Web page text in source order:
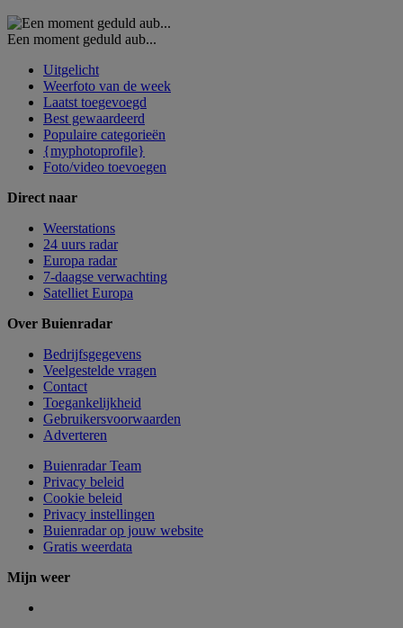
Een moment geduld aub...
Uitgelicht
Weerfoto van de week
Laatst toegevoegd
Best gewaardeerd
Populaire categorieën
{myphotoprofile}
Foto/video toevoegen
Direct naar
Weerstations
24 uurs radar
Europa radar
7-daagse verwachting
Satelliet Europa
Over Buienradar
Bedrijfsgegevens
Veelgestelde vragen
Contact
Toegankelijkheid
Gebruikersvoorwaarden
Adverteren
Buienradar Team
Privacy beleid
Cookie beleid
Privacy instellingen
Buienradar op jouw website
Gratis weerdata
Mijn weer